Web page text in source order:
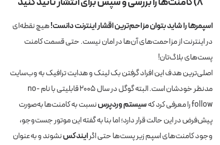
اسپمرها را شاید بتوان مزاحم‌ترین اقشار اینترنت دانست!هیچ نقطه‌ای
در اینترنت از مزاحمت‌های آن‌ها در امان نیست. حتی قسمت کامنت‌
پست‌های بلاگ‌تان!
اصلی‌ترین هدف این افراد گرفتن بک لینک و هدایت ترافیک به وب‌سایت‌
مدنظر خودشان است. البته گوگل در سال ۲۰۰۵ قابلیتی با نام no-
follow را معرفی کرد که
سیستم وردپرسنسبت به کامنت‌ها به‌صورت
پیش‌فرض در این حالت قرار دارد؛ اما بنا به گفته این موتور جست‌وجو،
وجود کامنت‌های اسپم زیر پست‌ها حتی اگرایندکسنشوند و به‌عنوان